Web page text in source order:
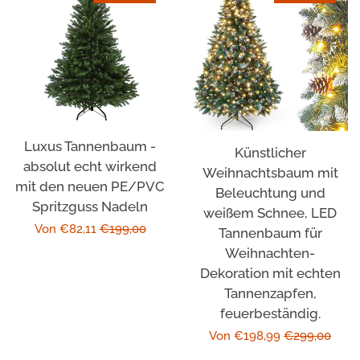
Luxus Tannenbaum -
absolut echt wirkend
mit den neuen PE/PVC
Spritzguss Nadeln
Sonderpreis
Von €82,11Normaler
€199,00
Künstlicher
Weihnachtsbaum mit
Beleuchtung und
weißem Schnee, LED
Tannenbaum für
Weihnachten-
Dekoration mit echten
Tannenzapfen,
feuerbeständig.
Sonderpreis
Von €198,99 Normaler
€299,00